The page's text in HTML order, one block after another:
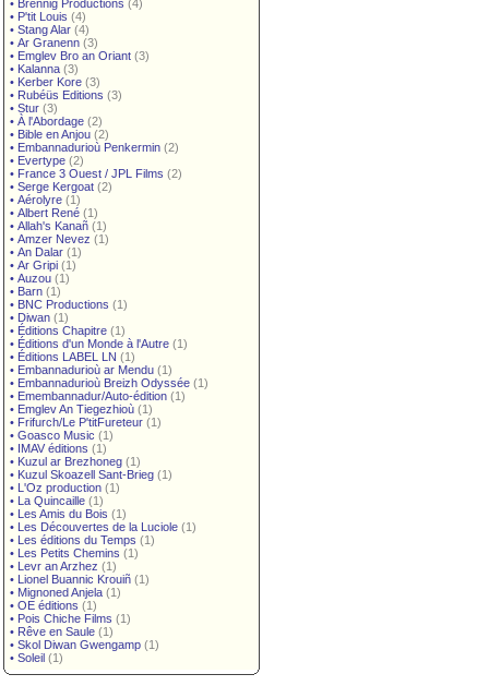
• Brennig Productions (4)
• P'tit Louis (4)
• Stang Alar (4)
• Ar Granenn (3)
• Emglev Bro an Oriant (3)
• Kalanna (3)
• Kerber Kore (3)
• Rubéüs Editions (3)
• Stur (3)
• À l'Abordage (2)
• Bible en Anjou (2)
• Embannadurioù Penkermin (2)
• Evertype (2)
• France 3 Ouest / JPL Films (2)
• Serge Kergoat (2)
• Aérolyre (1)
• Albert René (1)
• Allah's Kanañ (1)
• Amzer Nevez (1)
• An Dalar (1)
• Ar Gripi (1)
• Auzou (1)
• Barn (1)
• BNC Productions (1)
• Diwan (1)
• Éditions Chapitre (1)
• Éditions d'un Monde à l'Autre (1)
• Éditions LABEL LN (1)
• Embannadurioù ar Mendu (1)
• Embannadurioù Breizh Odyssée (1)
• Emembannadur/Auto-édition (1)
• Emglev An Tiegezhioù (1)
• Frifurch/Le P'titFureteur (1)
• Goasco Music (1)
• IMAV éditions (1)
• Kuzul ar Brezhoneg (1)
• Kuzul Skoazell Sant-Brieg (1)
• L'Oz production (1)
• La Quincaille (1)
• Les Amis du Bois (1)
• Les Découvertes de la Luciole (1)
• Les éditions du Temps (1)
• Les Petits Chemins (1)
• Levr an Arzhez (1)
• Lionel Buannic Krouiñ (1)
• Mignoned Anjela (1)
• OE éditions (1)
• Pois Chiche Films (1)
• Rêve en Saule (1)
• Skol Diwan Gwengamp (1)
• Soleil (1)